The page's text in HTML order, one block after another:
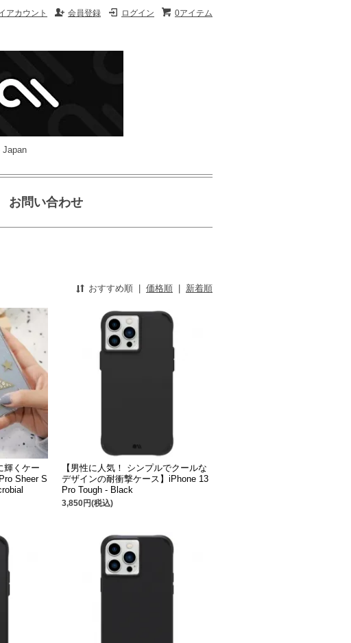
0アイテム
ログイン
会員登録
アカウント
Japan
お問い合わせ
おすすめ順 | 価格順 | 新着順
輝くケー
Sheer S
【男性に人気！ シンプルでクールな
デザインの耐衝撃ケース】iPhone 13
Pro Tough - Black
3,850円(税込)